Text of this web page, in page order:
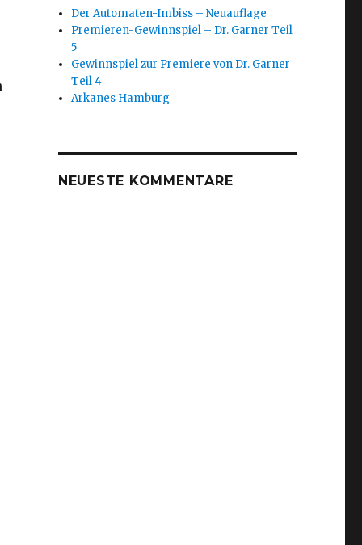
Der Automaten-Imbiss – Neuauflage
Premieren-Gewinnspiel – Dr. Garner Teil
5
Gewinnspiel zur Premiere von Dr. Garner
Teil 4
Arkanes Hamburg
NEUESTE KOMMENTARE